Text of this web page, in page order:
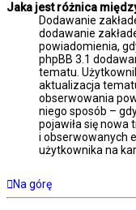
Jaka jest różnica
Dodawanie
dodawanie
powiadomienia,
phpBB 3.1
tematu.
aktualizacja
obserwowania
niego sposób –
pojawiła się nowa
i obserwowanych
użytkownika na
Na górę